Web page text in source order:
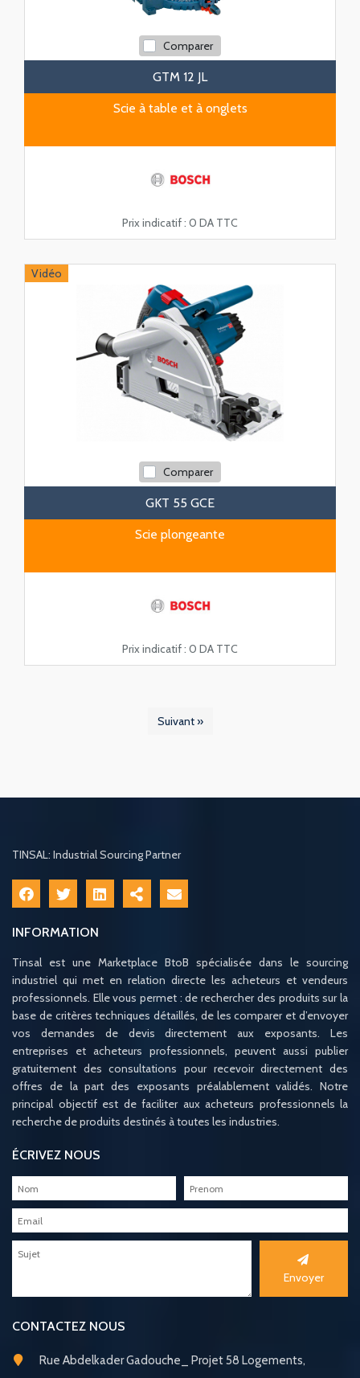
Comparer
GTM 12 JL
Scie à table et à onglets
Prix indicatif : 0 DA TTC
Vidéo
Comparer
GKT 55 GCE
Scie plongeante
Prix indicatif : 0 DA TTC
Suivant »
TINSAL: Industrial Sourcing Partner
INFORMATION
Tinsal est une Marketplace BtoB spécialisée dans le sourcing
industriel qui met en relation directe les acheteurs et vendeurs
professionnels. Elle vous permet : de rechercher des produits sur la
base de critères techniques détaillés, de les comparer et d’envoyer
vos demandes de devis directement aux exposants. Les
entreprises et acheteurs professionnels, peuvent aussi publier
gratuitement des consultations pour recevoir directement des
offres de la part des exposants préalablement validés. Notre
principal objectif est de faciliter aux acheteurs professionnels la
recherche de produits destinés à toutes les industries.
ÉCRIVEZ NOUS
Envoyer
CONTACTEZ NOUS
Rue Abdelkader Gadouche_ Projet 58 Logements,